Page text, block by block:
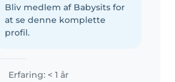
være sammen med børn, fordi
jeg har en lillebror på 4 år. Jeg er
rigtig god til at lege..
Bliv medlem af Babysits for
at se denne komplette
profil.
Erfaring: < 1 år